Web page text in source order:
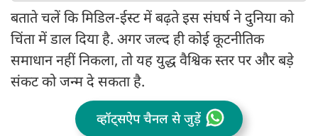
बताते चलें कि मिडिल-ईस्ट में बढ़ते इस संघर्ष ने दुनिया को
चिंता में डाल दिया है. अगर जल्द ही कोई कूटनीतिक
समाधान नहीं निकला, तो यह युद्ध वैश्विक स्तर पर और बड़े
संकट को जन्म दे सकता है.
व्हॉट्सऐप चैनल से जुड़ें